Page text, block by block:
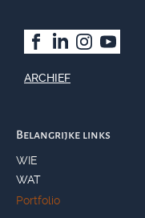
ARCHIEF
Belangrijke links
WIE
WAT
Portfolio